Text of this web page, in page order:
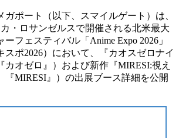
ガポート（以下、スマイルゲート）は、
・ロサンゼルスで開催される北米最大
フェスティバル「Anime Expo 2026」
スポ2026）において、『カオスゼロナイ
カオゼロ』）および新作『MIRESI:視え
『MIRESI』）の出展ブース詳細を公開